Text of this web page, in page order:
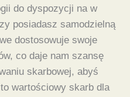
do dyspozycji na w
posiadasz samodzielną
dostosowuje swoje
co daje nam szansę
skarbowej, abyś
wartościowy skarb dla